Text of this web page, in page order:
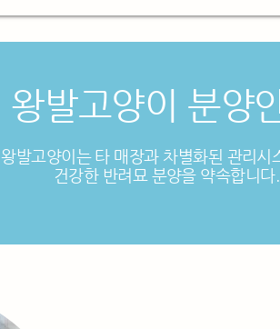
왕발고양이 분양
왕발고양이는 타 매장과 차별화된 관리시
건강한 반려묘 분양을 약속합니다.